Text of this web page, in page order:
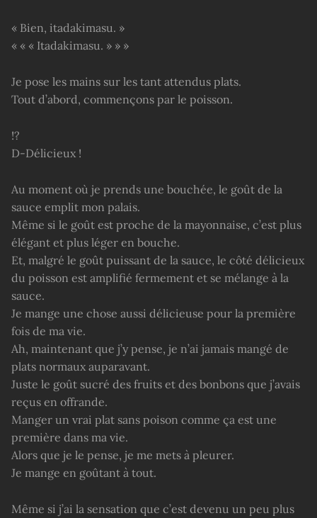
« Bien, itadakimasu. »
« « « Itadakimasu. » » »
Je pose les mains sur les tant attendus plats.
Tout d’abord, commençons par le poisson.
!?
D-Délicieux !
Au moment où je prends une bouchée, le goût de la
sauce emplit mon palais.
Même si le goût est proche de la mayonnaise, c’est plus
élégant et plus léger en bouche.
Et, malgré le goût puissant de la sauce, le côté délicieux
du poisson est amplifié fermement et se mélange à la
sauce.
Je mange une chose aussi délicieuse pour la première
fois de ma vie.
Ah, maintenant que j’y pense, je n’ai jamais mangé de
plats normaux auparavant.
Juste le goût sucré des fruits et des bonbons que j’avais
reçus en offrande.
Manger un vrai plat sans poison comme ça est une
première dans ma vie.
Alors que je le pense, je me mets à pleurer.
Je mange en goûtant à tout.
Même si j’ai la sensation que c’est devenu un peu plus